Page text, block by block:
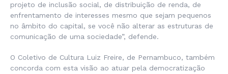
projeto de inclusão social, de distribuição de renda, de
enfrentamento de interesses mesmo que sejam pequenos
no âmbito do capital, se você não alterar as estruturas de
comunicação de uma sociedade”, defende.
O Coletivo de Cultura Luiz Freire, de Pernambuco, também
concorda com esta visão ao atuar pela democratização